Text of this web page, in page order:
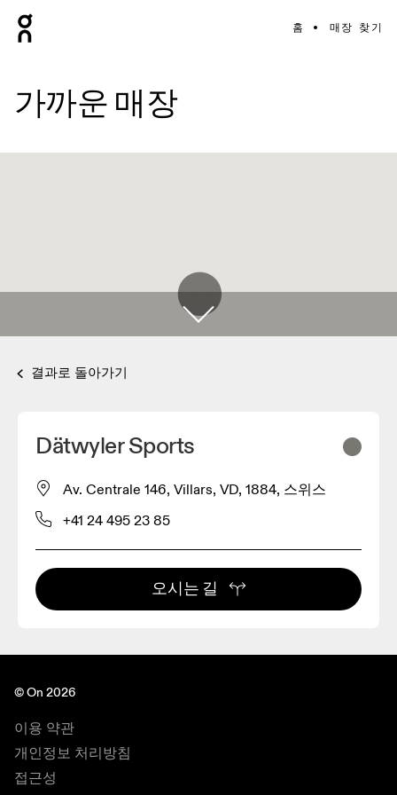
홈 매장 찾기
가까운 매장
결과로 돌아가기
Dätwyler Sports
Av. Centrale 146, Villars, VD, 1884, 스위스
+41 24 495 23 85
오시는 길
© On 2026
이용 약관
개인정보 처리방침
접근성